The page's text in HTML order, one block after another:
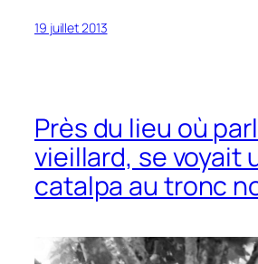
19 juillet 2013
Près du lieu où
vieillard, se voyait
catalpa au tronc